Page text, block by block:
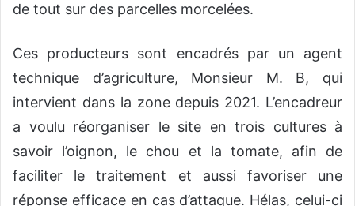
de tout sur des parcelles morcelées.
Ces producteurs sont encadrés par un agent
technique d’agriculture, Monsieur M. B, qui
intervient dans la zone depuis 2021. L’encadreur
a voulu réorganiser le site en trois cultures à
savoir l’oignon, le chou et la tomate, afin de
faciliter le traitement et aussi favoriser une
réponse efficace en cas d’attaque. Hélas, celui-ci